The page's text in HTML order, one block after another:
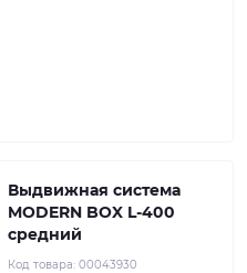
Выдвижная система
MODERN BOX L-400
средний
Код товара: 00043930